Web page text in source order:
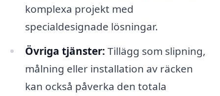
komplexa projekt med
specialdesignade lösningar.
Övriga tjänster: Tillägg som slipning,
målning eller installation av räcken
kan också påverka den totala